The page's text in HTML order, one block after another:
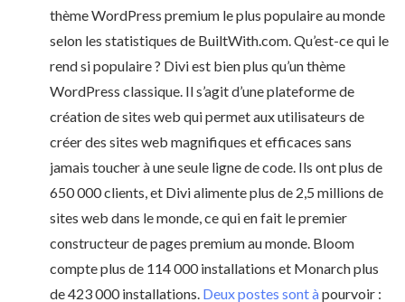
thème WordPress premium le plus populaire au monde
selon les statistiques de BuiltWith.com. Qu’est-ce qui le
rend si populaire ? Divi est bien plus qu’un thème
WordPress classique. Il s’agit d’une plateforme de
création de sites web qui permet aux utilisateurs de
créer des sites web magnifiques et efficaces sans
jamais toucher à une seule ligne de code. Ils ont plus de
650 000 clients, et Divi alimente plus de 2,5 millions de
sites web dans le monde, ce qui en fait le premier
constructeur de pages premium au monde. Bloom
compte plus de 114 000 installations et Monarch plus
de 423 000 installations. Deux postes sont àpourvoir :